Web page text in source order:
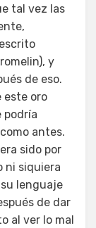
tal vez las
y
de eso.
este oro
podría
antes.
sido por
ni siquiera
lenguaje
de dar
al ver lo mal